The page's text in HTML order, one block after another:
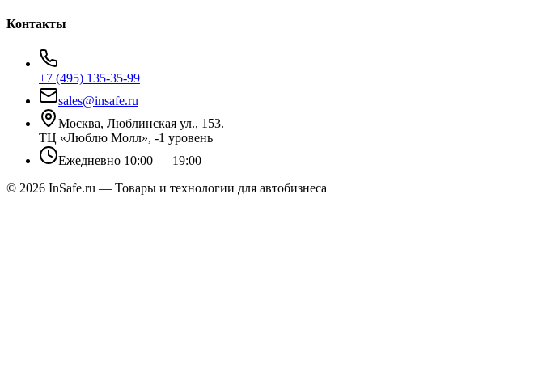
Контакты
+7 (495) 135-35-99
sales@insafe.ru
Москва, Люблинская ул., 153.
ТЦ «Люблю Молл», -1 уровень
Ежедневно 10:00 — 19:00
© 2026 InSafe.ru — Товары и технологии для автобизнеса